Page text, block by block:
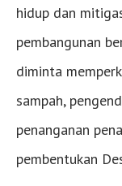
hidup dan
pembangunan
diminta
sampah,
penanganan
pembentukan